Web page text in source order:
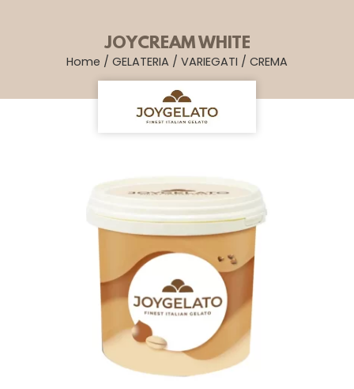
JOYCREAM WHITE
Home / GELATERIA / VARIEGATI / CREMA